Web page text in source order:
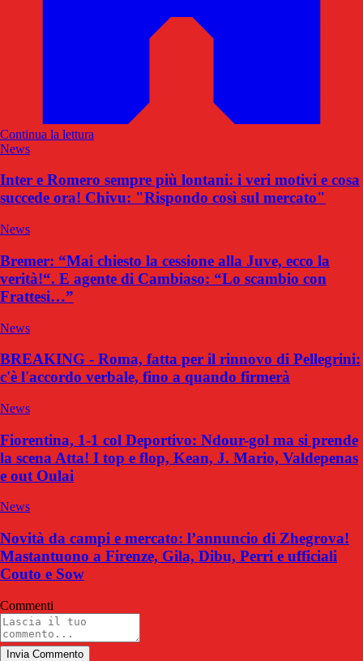
Continua la lettura
News
Inter e Romero sempre più lontani: i veri motivi e cosa
succede ora! Chivu: "Rispondo così sul mercato"
News
Bremer: “Mai chiesto la cessione alla Juve, ecco la
verità!“. E agente di Cambiaso: “Lo scambio con
Frattesi…”
News
BREAKING - Roma, fatta per il rinnovo di Pellegrini:
c'è l'accordo verbale, fino a quando firmerà
News
Fiorentina, 1-1 col Deportivo: Ndour-gol ma si prende
la scena Atta! I top e flop, Kean, J. Mario, Valdepenas
e out Oulai
News
Novità da campi e mercato: l’annuncio di Zhegrova!
Mastantuono a Firenze, Gila, Dibu, Perri e ufficiali
Couto e Sow
Commenti
Invia Commento